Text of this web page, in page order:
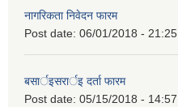
नागरिकता निवेदन फारम
Post date: 06/01/2018 - 21:25
बसार्इसरार्इ दर्ता फारम
Post date: 05/15/2018 - 14:57